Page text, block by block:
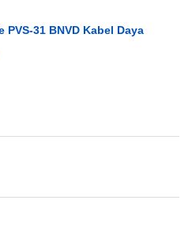
PVS-31 BNVD Kabel Daya